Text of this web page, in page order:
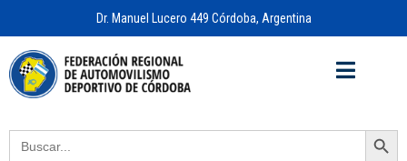
Dr. Manuel Lucero 449 Córdoba, Argentina
Search
for:
Search Button